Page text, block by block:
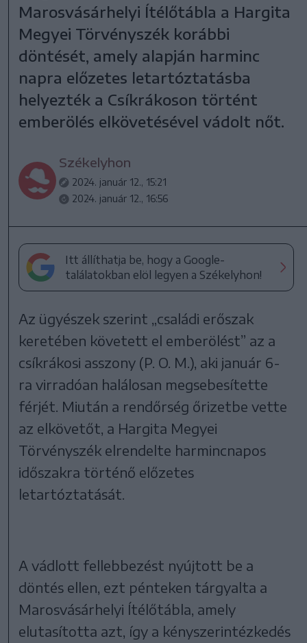
Marosvásárhelyi Ítélőtábla a Hargita
Megyei Törvényszék korábbi
döntését, amely alapján harminc
napra előzetes letartóztatásba
helyezték a Csíkrákoson történt
emberölés elkövetésével vádolt nőt.
Székelyhon
2024. január 12., 15:21
2024. január 12., 16:56
Itt állíthatja be, hogy a Google-
találatokban elöl legyen a Székelyhon!
Az ügyészek szerint „családi erőszak
keretében követett el emberölést” az a
csíkrákosi asszony (P. O. M.), aki január 6-
ra virradóan halálosan megsebesítette
férjét. Miután a rendőrség őrizetbe vette
az elkövetőt, a Hargita Megyei
Törvényszék elrendelte harmincnapos
időszakra történő előzetes
letartóztatását.
A vádlott fellebbezést nyújtott be a
döntés ellen, ezt pénteken tárgyalta a
Marosvásárhelyi Ítélőtábla, amely
elutasította azt, így a kényszerintézkedés